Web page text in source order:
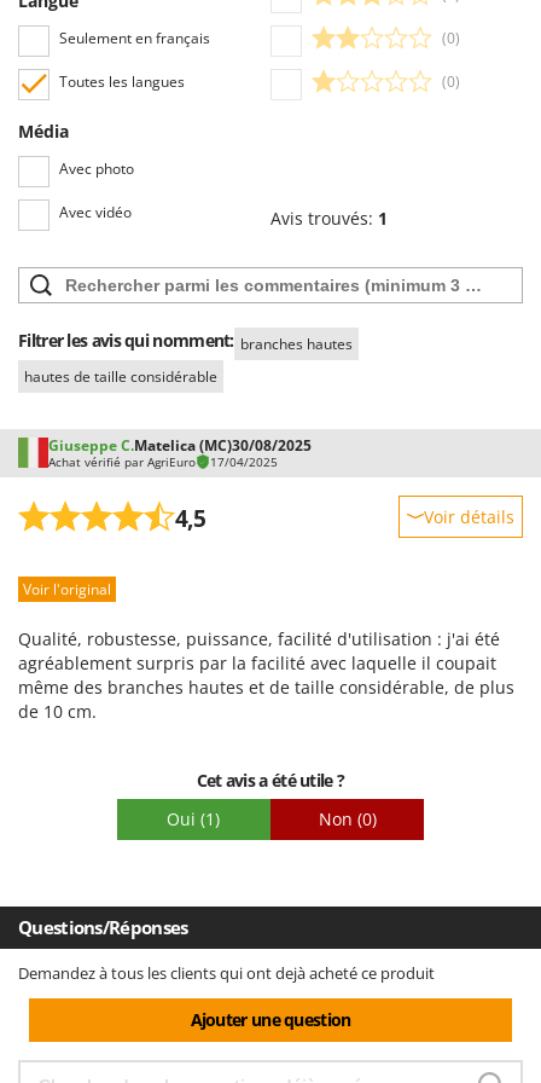
Resto Italia
Ribimex
Ripartrak
River Systems
Rover Pompe
Royal Food
Ryobi
S
Santos
Sbaraglia
Schnitzer
Shark
Silky
Simatech
Sirman
Snapper
Spice Electronics
Spiralmac
Stanley
choisir entre avis positifs et négatifs.
Seulement en français
Toutes les langues
Média
Avec photo
Avec vidéo
(0)
(0)
Avis trouvés: 1
Filtrer les avis qui nomment: branches hautes
hautes de taille considérable
Giuseppe C.Matelica (MC)30/08/2025
Achat vérifié par AgriEuro 17/04/2025
4,5 Voir détails
Prestations
Qualité / Prix
Facilité de montage
Voir l'original
Qualité, robustesse, puissance, facilité d'utilisation : j'ai été
agréablement surpris par la facilité avec laquelle il coupait
même des branches hautes et de taille considérable, de plus
de 10 cm.
Cet avis a été utile ?
Oui (1) Non (0)
Questions/Réponses
Demandez à tous les clients qui ont dejà acheté ce produit
Ajouter une question